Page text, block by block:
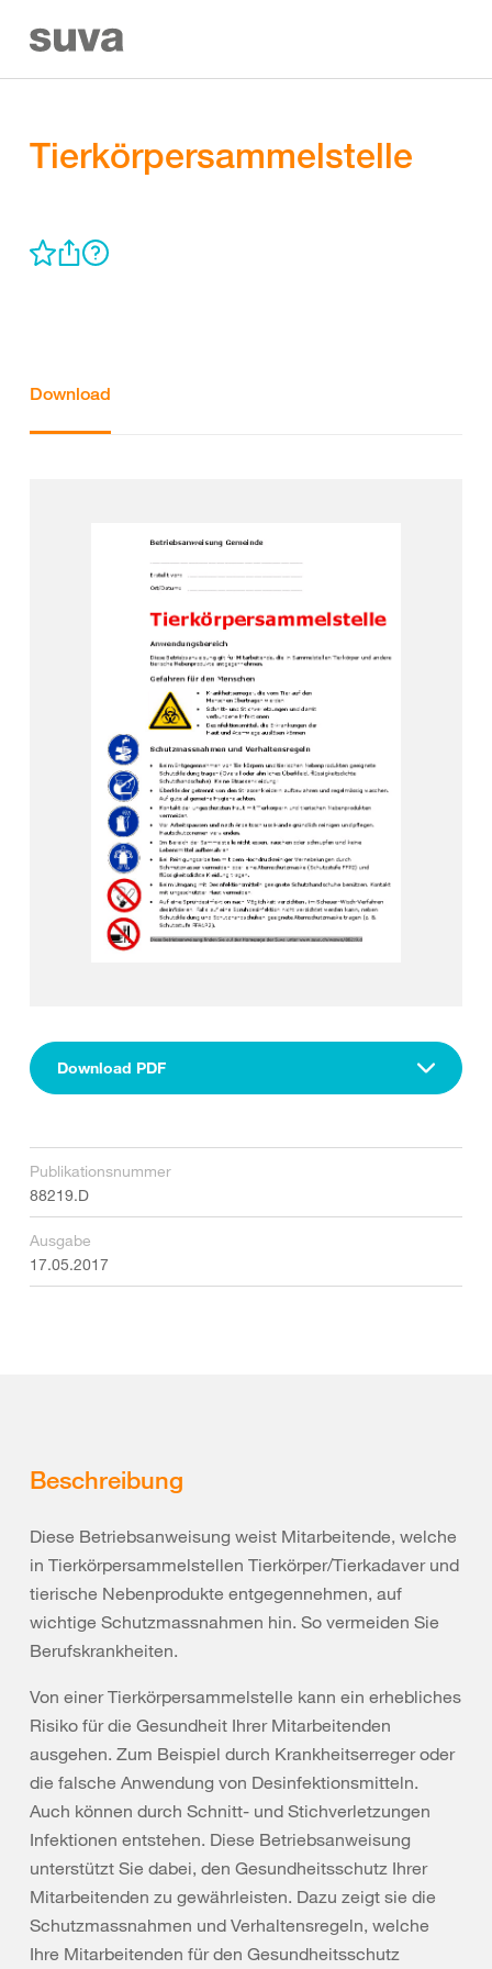
Tierkörpersammelstelle
Download
Download PDF
Publikationsnummer
88219.D
Ausgabe
17.05.2017
Beschreibung
Diese Betriebsanweisung weist Mitarbeitende, welche
in Tierkörpersammelstellen Tierkörper/Tierkadaver und
tierische Nebenprodukte entgegennehmen, auf
wichtige Schutzmassnahmen hin. So vermeiden Sie
Berufskrankheiten.
Von einer Tierkörpersammelstelle kann ein erhebliches
Risiko für die Gesundheit Ihrer Mitarbeitenden
ausgehen. Zum Beispiel durch Krankheitserreger oder
die falsche Anwendung von Desinfektionsmitteln.
Auch können durch Schnitt- und Stichverletzungen
Infektionen entstehen. Diese Betriebsanweisung
unterstützt Sie dabei, den Gesundheitsschutz Ihrer
Mitarbeitenden zu gewährleisten. Dazu zeigt sie die
Schutzmassnahmen und Verhaltensregeln, welche
Ihre Mitarbeitenden für den Gesundheitsschutz